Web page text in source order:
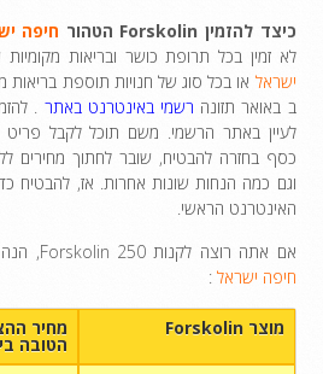
כיצד להזמין Forskolin הטהור
חיפה
לא זמין בכל תרופת כושר ובריאות
ישראל או בכל סוג של חנויות תוספת בריאות
ב באואר תזונה רשמי באינטרנט באתר
כסף בחזרה להבטיח, שובר לחתוך מחירים
האינטרנט הראשי.
אם אתה רוצה לקנות Forskolin 250, הנה עלות פרט Forskolin 250
חיפה ישראל :
מוצר Forskolin מחיר
הטובה